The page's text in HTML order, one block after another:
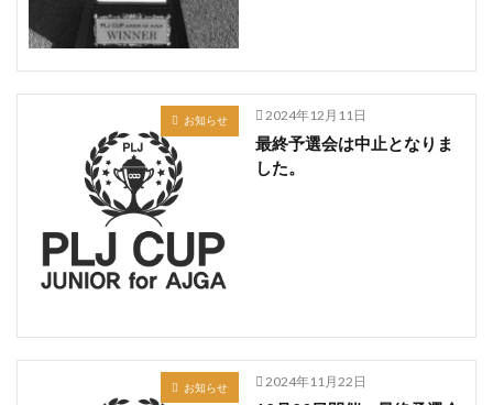
お知らせ 2024年12月11日
最終予選会は中止となりま
した。
お知らせ 2024年11月22日